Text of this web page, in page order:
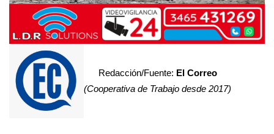
Redacción/Fuente: El Correo
(Cooperativa de Trabajo desde 2017)